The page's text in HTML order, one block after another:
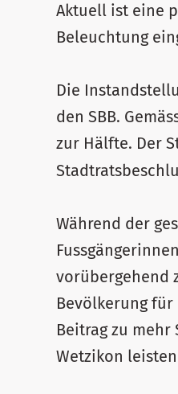
Aktuell ist eine
Beleuchtung
Die
den SBB.
zur Hälfte. Der
Während der
vorübergehend
Bevölkerung
Beitrag zu
Wetzikon